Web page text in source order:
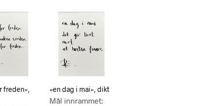
freden», «en dag i mai», dikt
Mål innrammet: